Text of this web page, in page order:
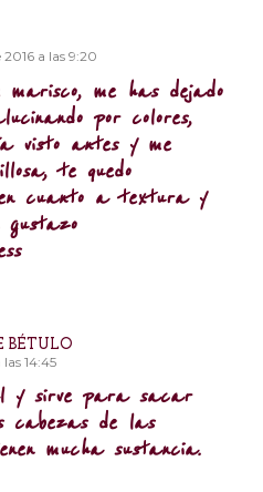
a las 9:20
marisco, me has dejado
por colores,
visto antes y me
te quedo
cuanto a textura y
BÉTULO
14:45
y sirve para sacar
cabezas de las
mucha sustancia.